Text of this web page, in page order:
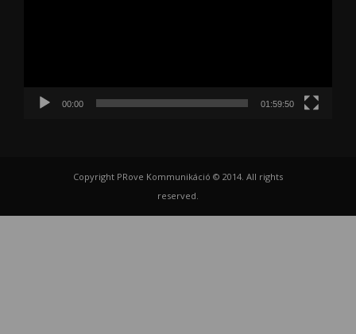
00:00 01:59:50
Copyright PRove Kommunikáció © 2014. All rights
reserved.